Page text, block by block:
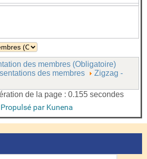
des membres (Obligatoire)
des membres
Zigzag -
de la page : 0.155 secondes
Propulsé par Kunena